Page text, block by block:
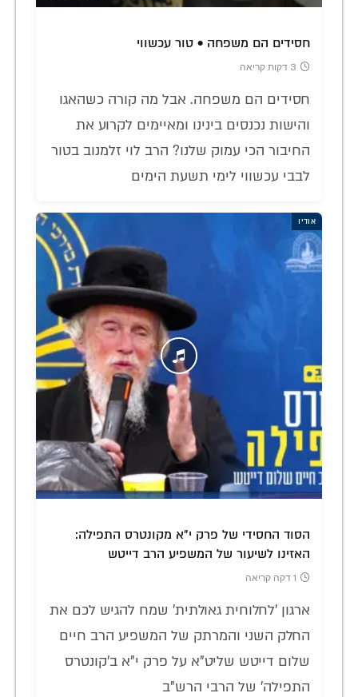
חסידים הם משפחה • טור עכשווי
3 דקות קריאה
חסידים הם משפחה. אבל מה קורה כשהאגו
והישות נכנסים בינינו ומאיימים לקרוע את
החיבור הכי עמוק שלנו? הרב לוי זלמנוב בטור
לבבי עכשווי לימי תשעת הימים
אודיו
הסוד החסידי של פרק י"א מקונטרס התפילה:
האזינו לשיעור של המשפיע הרב דייטש
1 דקה קריאה
ארגון 'לחלוחית גאולתית' שמח להגיש לכם את
החלק השני והמרתק של המשפיע הרב חיים
שלום דייטש שליט"א על פרק י"א ב'קונטרס
התפילה' של הרבי הרש"ב